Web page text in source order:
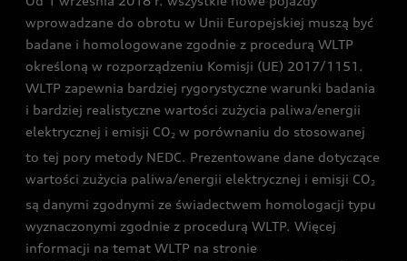
Audi exclusive
wprowadzane do obrotu w Unii Europejskiej muszą być
badane i homologowane zgodnie z procedurą WLTP
określoną w rozporządzeniu Komisji (UE) 2017/1151.
WLTP zapewnia bardziej rygorystyczne warunki badania
i bardziej realistyczne wartości zużycia paliwa/energii
elektrycznej i emisji CO2 w porównaniu do stosowanej
to tej pory metody NEDC. Prezentowane dane dotyczące
wartości zużycia paliwa/energii elektrycznej i emisji CO2
są danymi zgodnymi ze świadectwem homologacji typu
wyznaczonymi zgodnie z procedurą WLTP. Więcej
informacji na temat WLTP na stronie